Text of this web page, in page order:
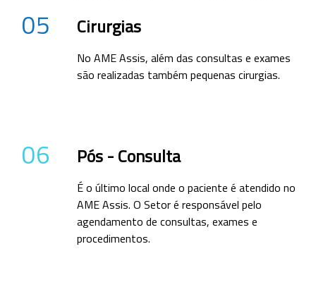
05 Cirurgias
No AME Assis, além das consultas e exames
são realizadas também pequenas cirurgias.
06 Pós - Consulta
É o último local onde o paciente é atendido no
AME Assis. O Setor é responsável pelo
agendamento de consultas, exames e
procedimentos.